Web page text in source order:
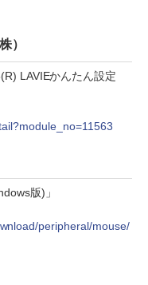
）
LAVIEかんたん設定
版)」
peripheral/mouse/